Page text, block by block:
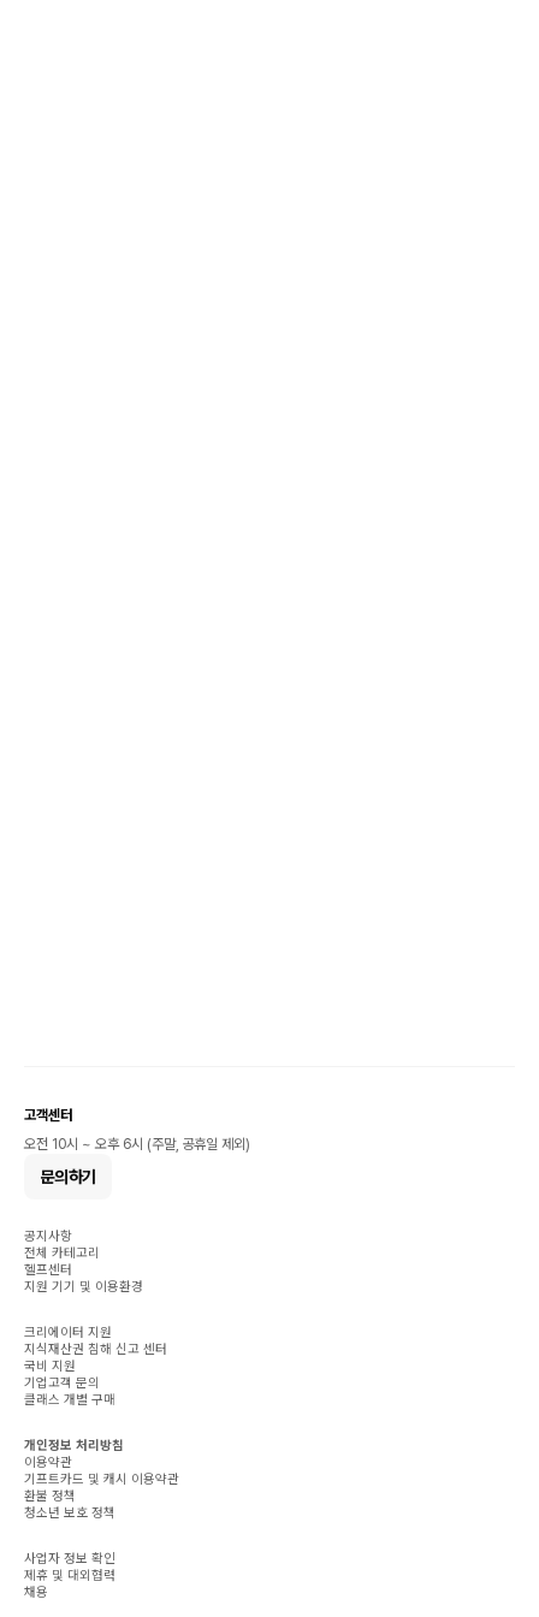
고객센터
오전 10시 ~ 오후 6시 (주말, 공휴일 제외)
문의하기
공지사항
전체 카테고리
헬프센터
지원 기기 및 이용환경
크리에이터 지원
지식재산권 침해 신고 센터
국비 지원
기업고객 문의
클래스 개별 구매
개인정보 처리방침
이용약관
기프트카드 및 캐시 이용약관
환불 정책
청소년 보호 정책
사업자 정보 확인
제휴 및 대외협력
채용